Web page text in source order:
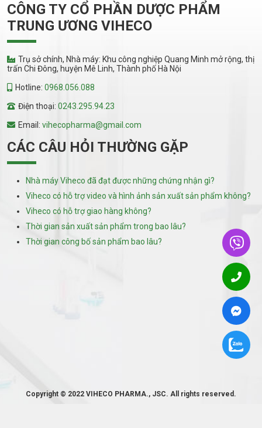
CÔNG TY CỔ PHẦN DƯỢC PHẨM
TRUNG ƯƠNG VIHECO
Trụ sở chính, Nhà máy: Khu công nghiệp Quang Minh mở rộng, thị
trấn Chi Đông, huyện Mê Linh, Thành phố Hà Nội
Hotline: 0968.056.088
Điện thoại: 0243.295.94.23
Email: vihecopharma@gmail.com
CÁC CÂU HỎI THƯỜNG GẶP
Nhà máy Viheco đã đạt được những chứng nhận gì?
Viheco có hỗ trợ video và hình ảnh sản xuất sản phẩm không?
Viheco có hỗ trợ giao hàng không?
Thời gian sản xuất sản phẩm trong bao lâu?
Thời gian công bố sản phẩm bao lâu?
Copyright © 2022 VIHECO PHARMA., JSC. All rights reserved.